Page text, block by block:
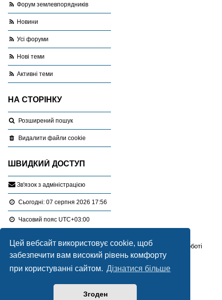
Цей вебсайт використовує cookie, щоб
забезпечити вам високий рівень комфорту
при користуванні сайтом. Дізнатися більше
Згоден
Форум землевпорядників
Новини
Усі форуми
Нові теми
Активні теми
НА СТОРІНКУ
Розширений пошук
Видалити файли cookie
ШВИДКИЙ ДОСТУП
Зв'язок з адміністрацією
Сьогодні: 07 серпня 2026 17:56
Часовий пояс UTC+03:00
Перейти : Портал Форуми Проблемні питання в роботі
Працює наphpBB® Forum Software © phpBB Limited
LONER